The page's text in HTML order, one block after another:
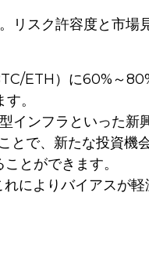
リスク許容度と市場
ETH）に60%～
。
ンフラといった新
で、新たな投資機
とができます。
によりバイアスが